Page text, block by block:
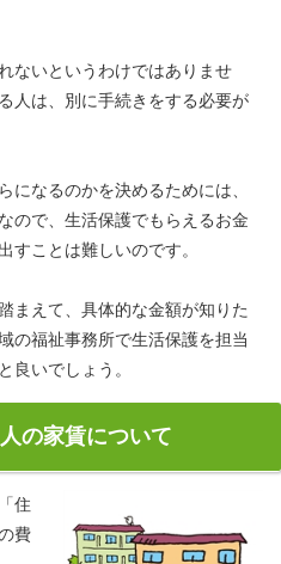
ないというわけではありませ
人は、別に手続きをする必要が
になるのかを決めるためには、
ので、生活保護でもらえるお金
すことは難しいのです。
まえて、具体的な金額が知りた
の福祉事務所で生活保護を担当
良いでしょう。
の家賃について
住
費